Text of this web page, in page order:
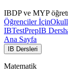
IBDP ve MYP
Öğrenciler İçin
IBTestPrepIB
Ana Sayfa
IB Dersleri
Matematik